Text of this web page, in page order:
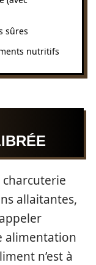
sûres
nutritifs
charcuterie
allaitantes,
alimentation
n’est à